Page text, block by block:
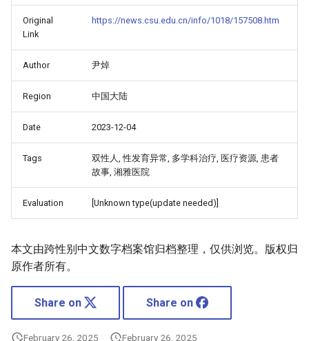
Original
Link
https://news.csu.edu.cn/info/1018/157508.htm
Author 尹焯
Region 中国大陆
Date 2023-12-04
Tags
双性人, 性发育异常, 多学科治疗, 医疗资源, 患者
故事, 湘雅医院
Evaluation [Unknown type(update needed)]
本文由跨性别中文数字档案馆归档整理，仅供浏览。版权归
原作者所有。
Share on Share on
February 26, 2025 February 26, 2025